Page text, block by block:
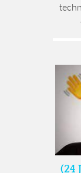
(24